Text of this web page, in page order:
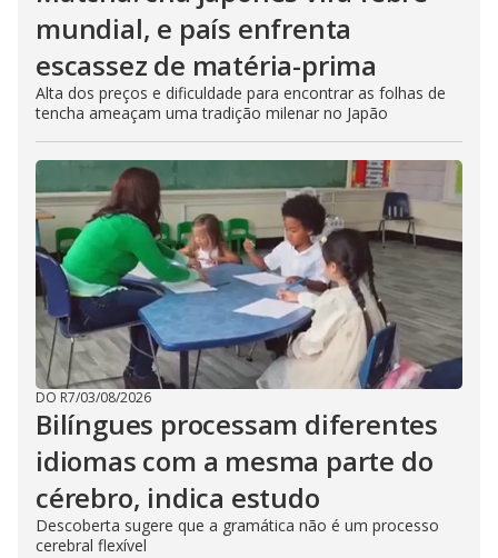
mundial, e país enfrenta
escassez de matéria-prima
Alta dos preços e dificuldade para encontrar as folhas de
tencha ameaçam uma tradição milenar no Japão
DO R7/03/08/2026
Bilíngues processam diferentes
idiomas com a mesma parte do
cérebro, indica estudo
Descoberta sugere que a gramática não é um processo
cerebral flexível